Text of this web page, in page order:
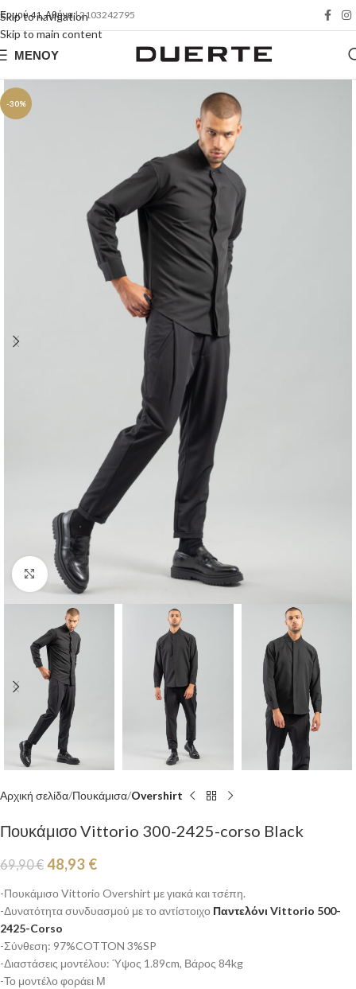
Skip to navigation
Skip to main content
Ερμού 41, Αθήνα| 2103242795
ΜΕΝΟΎ
-30%
Κλικ για μεγέθυνση
Αρχική σελίδα Πουκάμισα Overshirt
Πουκάμισο Vittorio 300-2425-corso Black
69,90€ 48,93 €
-Πουκάμισο Vittorio Overshirt με γιακά και τσέπη.
-Δυνατότητα συνδυασμού με το αντίστοιχο Παντελόνι Vittorio 500-
2425-Corso
-Σύνθεση: 97%COTTON 3%SP
-Διαστάσεις μοντέλου: Ύψος 1.89cm, Βάρος 84kg
-Το μοντέλο φοράει Μ